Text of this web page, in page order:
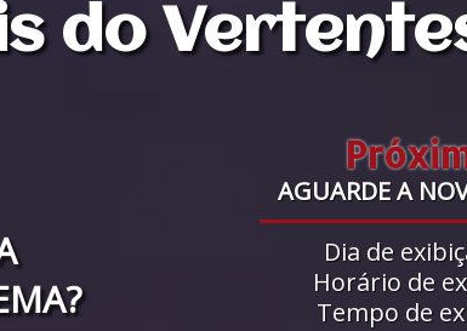
do
AGUARDE A
Dia de
Horário de
Tempo de